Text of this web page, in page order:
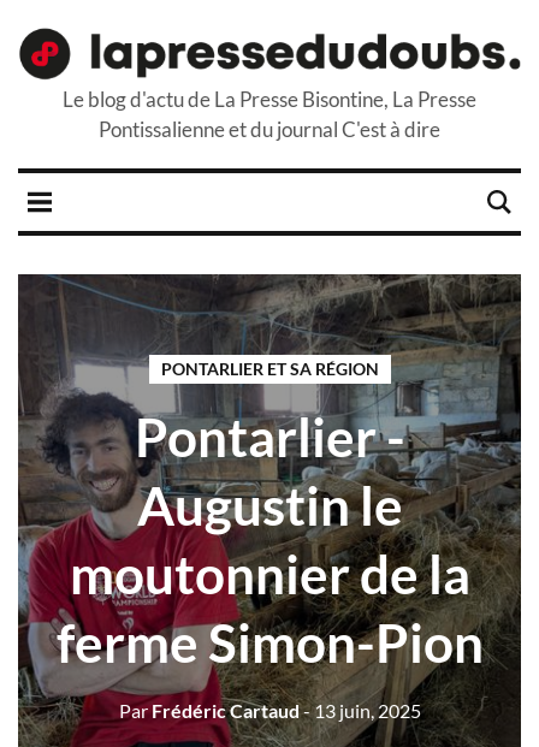
Le blog d'actu de La Presse Bisontine, La Presse
Pontissalienne et du journal C'est à dire
PONTARLIER ET SA RÉGION
Pontarlier -
Augustin le
moutonnier de la
ferme Simon-Pion
ParFrédéric Cartaud- 13 juin, 2025